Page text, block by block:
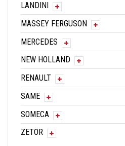
LANDINI
MASSEY FERGUSON
MERCEDES
NEW HOLLAND
RENAULT
SAME
SOMECA
ZETOR